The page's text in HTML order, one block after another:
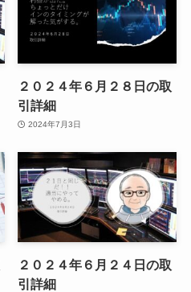
２０２４年６月２８日の取
引詳細
2024年7月3日
２０２４年６月２４日の取
引詳細